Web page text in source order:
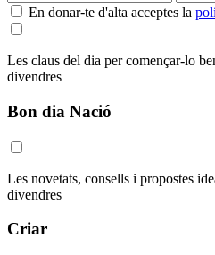
En donar-te d'alta acceptes la
Les claus del dia per començar-lo
divendres
Bon dia Nació
Les novetats, consells i propostes
divendres
Criar